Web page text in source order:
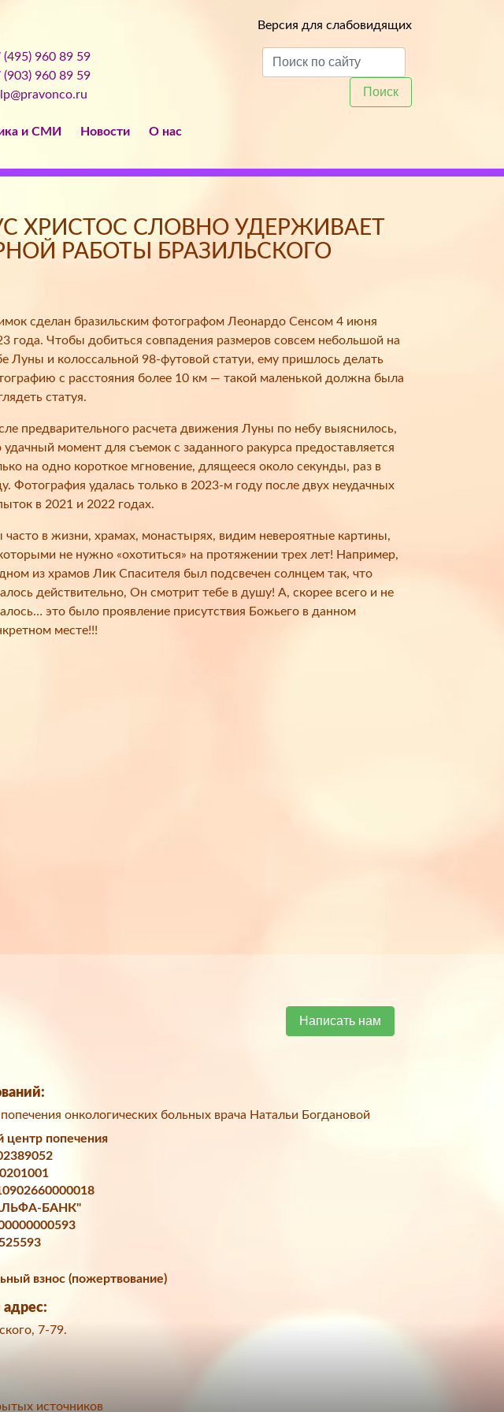
Версия для слабовидящих
(495) 960 89 59
(903) 960 89 59
Поиск
и СМИ Новости О нас
ХРИСТОС СЛОВНО УДЕРЖИВАЕТ
РАБОТЫ БРАЗИЛЬСКОГО
сделан бразильским фотографом Леонардо Сенсом 4 июня
года. Чтобы добиться совпадения размеров совсем небольшой на
Луны и колоссальной 98-футовой статуи, ему пришлось делать
с расстояния более 10 км — такой маленькой должна была
статуя.
предварительного расчета движения Луны по небу выяснилось,
удачный момент для съемок с заданного ракурса предоставляется
на одно короткое мгновение, длящееся около секунды, раз в
Фотография удалась только в 2023-м году после двух неудачных
в 2021 и 2022 годах.
в жизни, храмах, монастырях, видим невероятные картины,
не нужно «охотиться» на протяжении трех лет! Например,
из храмов Лик Спасителя был подсвечен солнцем так, что
действительно, Он смотрит тебе в душу! А, скорее всего и не
это было проявление присутствия Божьего в данном
месте!!!
Написать нам
онкологических больных врача Натальи Богдановой
центр попечения
БАНК"
взнос (пожертвование)
7-79.
источников